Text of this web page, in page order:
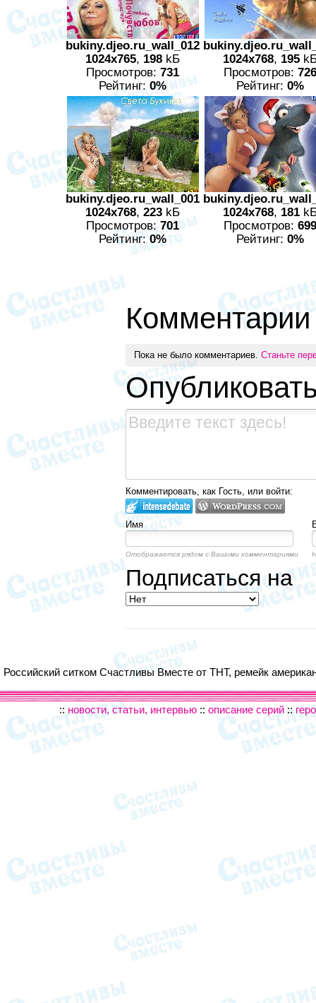
bukiny.djeo.ru_wall_012
1024x765, 198 kБ
Просмотров: 731
Рейтинг:0%
1024x768, 195
Просмотров: 726
Рейтинг: 0%
bukiny.djeo.ru_wall_001
1024x768, 223 kБ
Просмотров:701
Рейтинг:0%
1024x768, 181
Просмотров: 699
Рейтинг: 0%
Комментарии
Пока не было комментариев. Станьте
Комментировать, как Гость, или войти:
Имя
Отображается рядом с Вашими комментариями
Подписаться на
Российский ситком Счастливы Вместе от ТНТ, ремейк
:: новости, статьи, интервью :: описание серий ::